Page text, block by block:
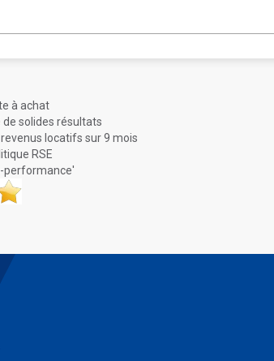
à achat
solides résultats
locatifs sur 9 mois
RSE
performance'
Favoris